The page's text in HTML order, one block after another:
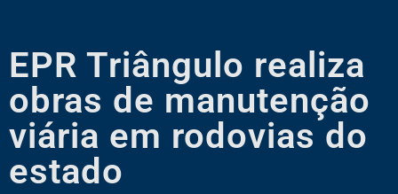
EPR Triângulo realiza
obras de manutenção
viária em rodovias do
estado